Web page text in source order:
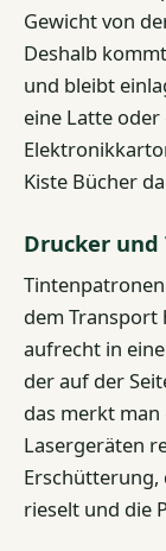
Gewicht von
Deshalb
und bleibt
eine Latte
Kiste Bücher
Drucker und
dem Transport
aufrecht in
der auf der
das merkt
Lasergeräten
Erschütterung,
rieselt und die